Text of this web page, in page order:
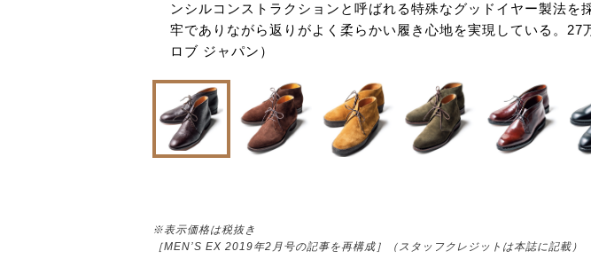
ンシルコンストラクションと呼ばれる特殊なグッドイヤー製法を
牢でありながら返りがよく柔らかい履き心地を実現している。27
ロブ ジャパン）
※表示価格は税抜き
［MEN’S EX 2019年2月号の記事を再構成］（スタッフクレジットは本誌に記載）